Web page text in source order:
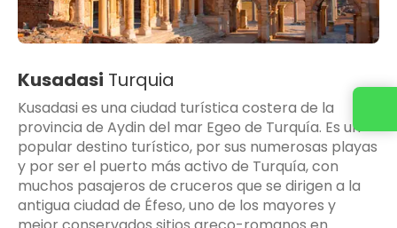
Kusadasi Turquia
Kusadasi es una ciudad turística costera de la
provincia de Aydin del mar Egeo de Turquía. Es un
popular destino turístico, por sus numerosas playas
y por ser el puerto más activo de Turquía, con
muchos pasajeros de cruceros que se dirigen a la
antigua ciudad de Éfeso, uno de los mayores y